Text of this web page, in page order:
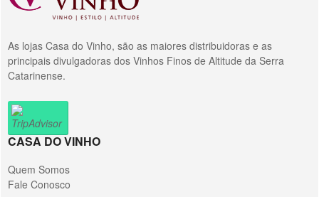
As lojas Casa do Vinho, são as maiores distribuidoras e as
principais divulgadoras dos Vinhos Finos de Altitude da Serra
Catarinense.
CASA DO VINHO
Quem Somos
Fale Conosco